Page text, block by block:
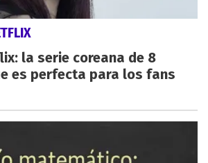
la serie coreana de 8
es perfecta para los fans